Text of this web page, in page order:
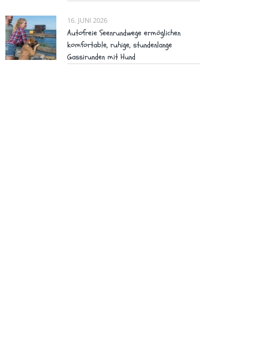
16. JUNI 2026
Autofreie Seenrundwege ermöglichen
komfortable, ruhige, stundenlange
Gassirunden mit Hund